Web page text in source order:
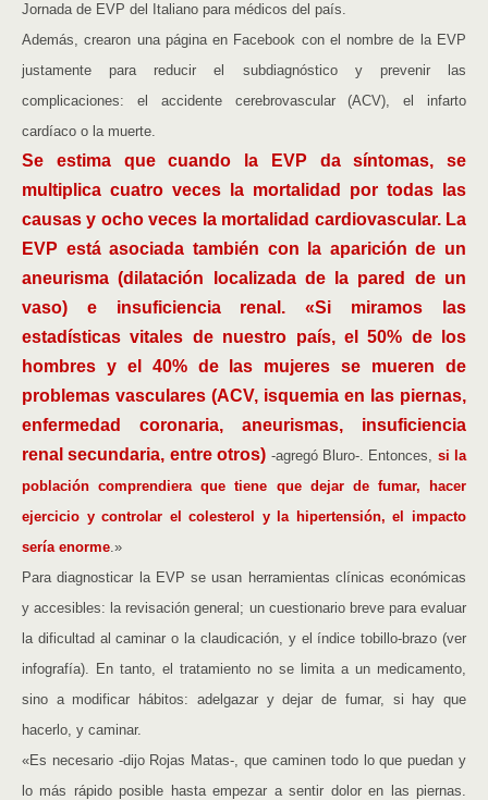
Jornada de EVP del Italiano para médicos del país.
Además, crearon una página en Facebook con el nombre de la EVP
justamente para reducir el subdiagnóstico y prevenir las
complicaciones: el accidente cerebrovascular (ACV), el infarto
cardíaco o la muerte.
Se estima que cuando la EVP da síntomas, se
multiplica cuatro veces la mortalidad por todas las
causas y ocho veces la mortalidad cardiovascular. La
EVP está asociada también con la aparición de un
aneurisma (dilatación localizada de la pared de un
vaso) e insuficiencia renal. «Si miramos las
estadísticas vitales de nuestro país, el 50% de los
hombres y el 40% de las mujeres se mueren de
problemas vasculares (ACV, isquemia en las piernas,
enfermedad coronaria, aneurismas, insuficiencia
renal secundaria, entre otros) -agregó Bluro-. Entonces, si la
población comprendiera que tiene que dejar de fumar, hacer
ejercicio y controlar el colesterol y la hipertensión, el impacto
sería enorme.»
Para diagnosticar la EVP se usan herramientas clínicas económicas
y accesibles: la revisación general; un cuestionario breve para evaluar
la dificultad al caminar o la claudicación, y el índice tobillo-brazo (ver
infografía). En tanto, el tratamiento no se limita a un medicamento,
sino a modificar hábitos: adelgazar y dejar de fumar, si hay que
hacerlo, y caminar.
«Es necesario -dijo Rojas Matas-, que caminen todo lo que puedan y
lo más rápido posible hasta empezar a sentir dolor en las piernas.